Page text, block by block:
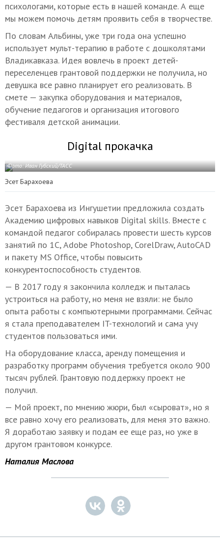
психологами, которые есть в нашей команде. А еще
мы можем помочь детям проявить себя в творчестве.
По словам Альбины, уже три года она успешно
использует мульт-терапию в работе с дошколятами
Владикавказа. Идея вовлечь в проект детей-
переселенцев грантовой поддержки не получила, но
девушка все равно планирует его реализовать. В
смете — закупка оборудования и материалов,
обучение педагогов и организация итогового
фестиваля детской анимации.
Digital прокачка
Фото: ИванГубский/ТАСС
Эсет Барахоева
Эсет Барахоева из Ингушетии предложила создать
Академию цифровых навыков Digital skills. Вместе с
командой педагог собиралась провести шесть курсов
занятий по 1С, Adobe Photoshop, CorelDraw, AutoCAD
и пакету MS Office, чтобы повысить
конкурентоспособность студентов.
— В 2017 году я закончила колледж и пыталась
устроиться на работу, но меня не взяли: не было
опыта работы с компьютерными программами. Сейчас
я стала преподавателем IT-технологий и сама учу
студентов пользоваться ими.
На оборудование класса, аренду помещения и
разработку программ обучения требуется около 900
тысяч рублей. Грантовую поддержку проект не
получил.
— Мой проект, по мнению жюри, был «сыроват», но я
все равно хочу его реализовать, для меня это важно.
Я доработаю заявку и подам ее еще раз, но уже в
другом грантовом конкурсе.
Наталия Маслова